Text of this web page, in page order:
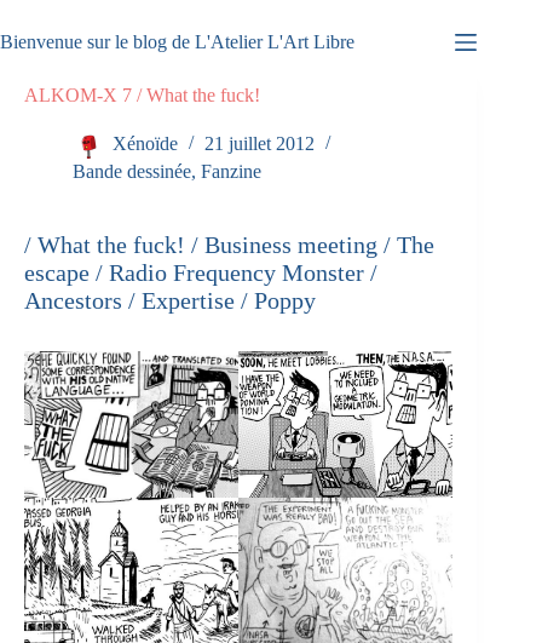
au
contenu
Bienvenue sur le blog de L'Atelier L'Art Libre
ALKOM-X 7 / What the fuck!
Xénoïde
21 juillet 2012
Bande dessinée, Fanzine
/ What the fuck! / Business meeting / The
escape / Radio Frequency Monster /
Ancestors / Expertise / Poppy